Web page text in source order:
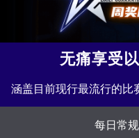
无痛享受
涵盖目前现行最流行的比
每日常